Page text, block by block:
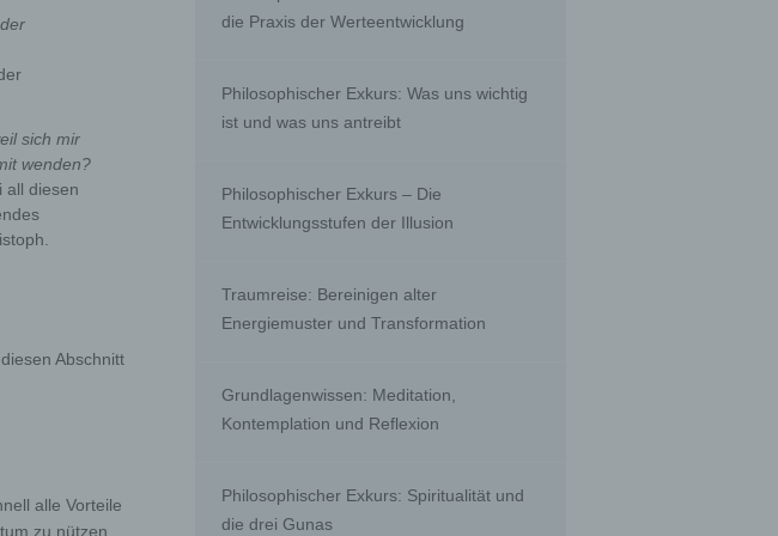
sich mir
wenden?
all diesen
Abschnitt
alle Vorteile
zu nützen.
die Praxis der Werteentwicklung
Philosophischer Exkurs: Was uns wichtig
ist und was uns antreibt
Philosophischer Exkurs – Die
Entwicklungsstufen der Illusion
Traumreise: Bereinigen alter
Energiemuster und Transformation
Grundlagenwissen: Meditation,
Kontemplation und Reflexion
Philosophischer Exkurs: Spiritualität und
die drei Gunas
agency or another body, to
a third party or not. However, public
framework of a particular inquiry
shall not be regarded as recipients;
shall be in compliance with
the purposes of the processing.
agency or body other than
who, under the direct authority
specific, informed and unambiguous